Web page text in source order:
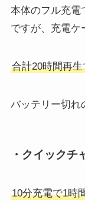
本体のフル充電
ですが、充電ケ
合計20時間再
バッテリー切れ
・クイックチ
10分充電で1時